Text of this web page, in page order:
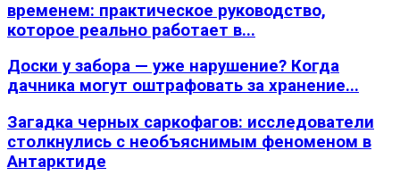
временем: практическое руководство,
которое реально работает в...
Доски у забора — уже нарушение? Когда
дачника могут оштрафовать за хранение...
Загадка черных саркофагов: исследователи
столкнулись с необъяснимым феноменом в
Антарктиде